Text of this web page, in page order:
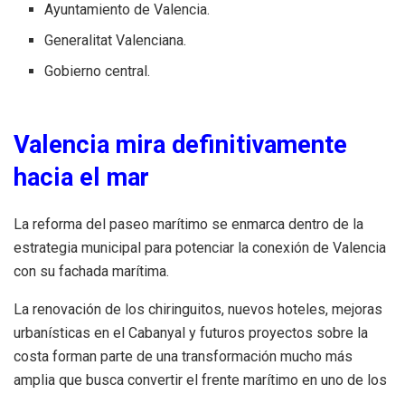
Ayuntamiento de Valencia.
Generalitat Valenciana.
Gobierno central.
Valencia mira definitivamente
hacia el mar
La reforma del paseo marítimo se enmarca dentro de la
estrategia municipal para potenciar la conexión de Valencia
con su fachada marítima.
La renovación de los chiringuitos, nuevos hoteles, mejoras
urbanísticas en el Cabanyal y futuros proyectos sobre la
costa forman parte de una transformación mucho más
amplia que busca convertir el frente marítimo en uno de los